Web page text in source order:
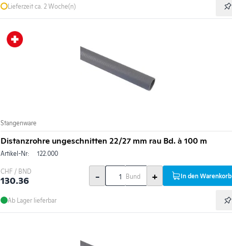
Lieferzeit ca. 2 Woche(n)
Stangenware
Distanzrohre ungeschnitten 22/27 mm rau Bd. à 100 m
Artikel-Nr: 122.000
CHF / BND
130.36 - Bund + In den Warenkorb
Ab Lager lieferbar